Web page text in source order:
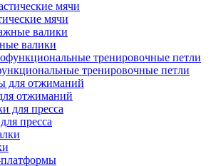
мячи
валики
тренировочные петли
отжиманий
пресса